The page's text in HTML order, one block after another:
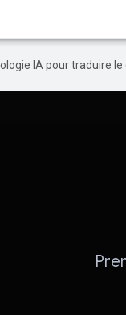
IA pour traduire